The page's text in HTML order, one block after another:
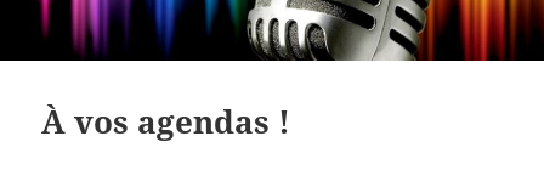
À vos agendas !